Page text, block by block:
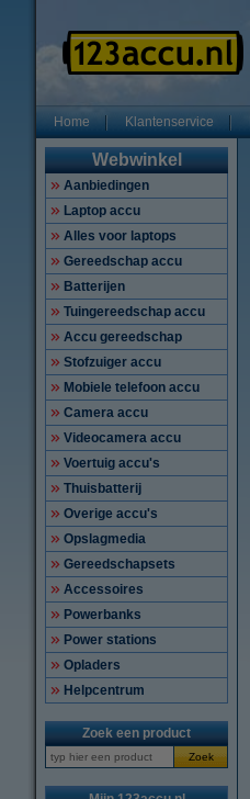
Home Klantenservice
Webwinkel
Aanbiedingen
Laptop accu
Alles voor laptops
Gereedschap accu
Batterijen
Tuingereedschap accu
Accu gereedschap
Stofzuiger accu
Mobiele telefoon accu
Camera accu
Videocamera accu
Voertuig accu's
Thuisbatterij
Overige accu's
Opslagmedia
Gereedschapsets
Accessoires
Powerbanks
Power stations
Opladers
Helpcentrum
Zoek een product
Zoek